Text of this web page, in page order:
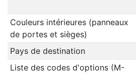
Couleurs intérieures (panneaux
de portes et sièges)
Pays de destination
Liste des codes d'options (M-